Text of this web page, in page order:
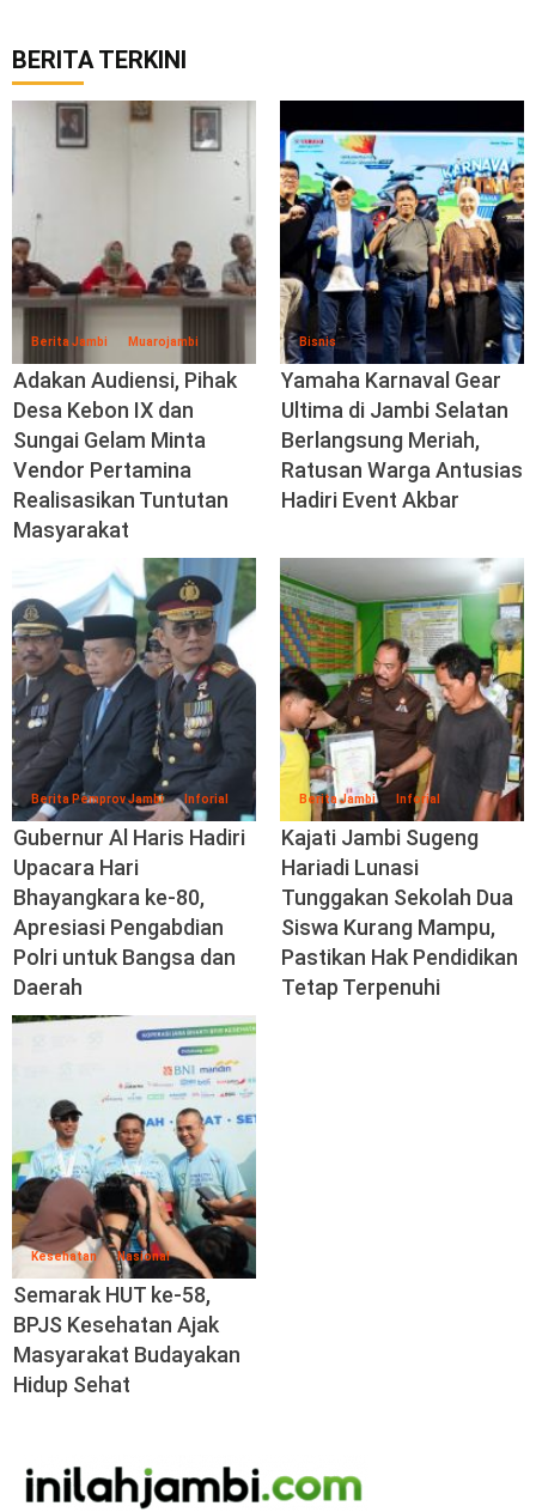
BERITA TERKINI
Berita Jambi Muarojambi
Adakan Audiensi, Pihak
Desa Kebon IX dan
Sungai Gelam Minta
Vendor Pertamina
Realisasikan Tuntutan
Masyarakat
Bisnis
Yamaha Karnaval Gear
Ultima di Jambi Selatan
Berlangsung Meriah,
Ratusan Warga Antusias
Hadiri Event Akbar
Berita Pemprov Jambi Inforial
Gubernur Al Haris Hadiri
Upacara Hari
Bhayangkara ke-80,
Apresiasi Pengabdian
Polri untuk Bangsa dan
Daerah
Berita Jambi Inforial
Kajati Jambi Sugeng
Hariadi Lunasi
Tunggakan Sekolah Dua
Siswa Kurang Mampu,
Pastikan Hak Pendidikan
Tetap Terpenuhi
Kesehatan Nasional
Semarak HUT ke-58,
BPJS Kesehatan Ajak
Masyarakat Budayakan
Hidup Sehat